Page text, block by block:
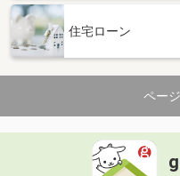
住宅ローン
ペー